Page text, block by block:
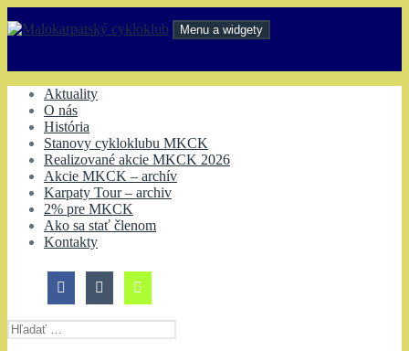
na
Menu a widgety
Aktuality
O nás
História
Stanovy cykloklubu MKCK
Realizované akcie MKCK 2026
Akcie MKCK – archív
Karpaty Tour – archiv
2% pre MKCK
Ako sa stať členom
Kontakty
Hľadať: